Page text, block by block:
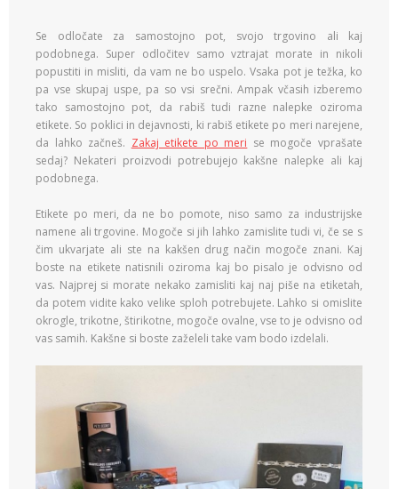
Se odločate za samostojno pot, svojo trgovino ali kaj
podobnega. Super odločitev samo vztrajat morate in nikoli
popustiti in misliti, da vam ne bo uspelo. Vsaka pot je težka, ko
pa vse skupaj uspe, pa so vsi srečni. Ampak včasih izberemo
tako samostojno pot, da rabiš tudi razne nalepke oziroma
etikete. So poklici in dejavnosti, ki rabiš etikete po meri narejene,
da lahko začneš. Zakaj etikete po meri se mogoče vprašate
sedaj? Nekateri proizvodi potrebujejo kakšne nalepke ali kaj
podobnega.
Etikete po meri, da ne bo pomote, niso samo za industrijske
namene ali trgovine. Mogoče si jih lahko zamislite tudi vi, če se s
čim ukvarjate ali ste na kakšen drug način mogoče znani. Kaj
boste na etikete natisnili oziroma kaj bo pisalo je odvisno od
vas. Najprej si morate nekako zamisliti kaj naj piše na etiketah,
da potem vidite kako velike sploh potrebujete. Lahko si omislite
okrogle, trikotne, štirikotne, mogoče ovalne, vse to je odvisno od
vas samih. Kakšne si boste zaželeli take vam bodo izdelali.